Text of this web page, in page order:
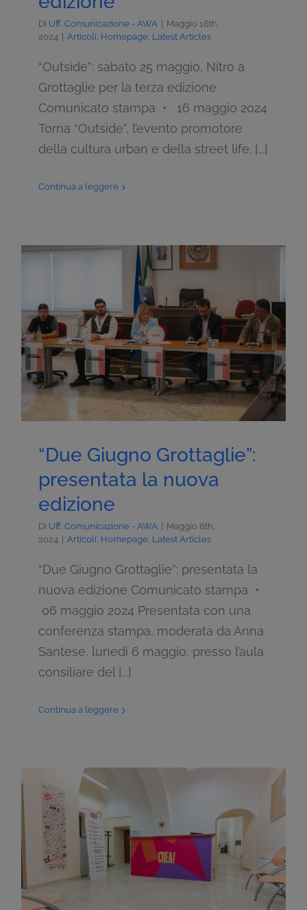
Di Uff. Comunicazione - AWA
Maggio 16th,
2024
Articoli, Homepage, Latest Articles
“Outside”: sabato 25 maggio, Nitro a
Grottaglie per la terza edizione
Comunicato stampa • 16 maggio 2024
Torna “Outside”, l’evento promotore
della cultura urban e della street life. [...]
Continua a leggere
“Due Giugno Grottaglie”:
presentata la nuova
edizione
Di Uff. Comunicazione - AWA
Maggio 6th,
2024
Articoli, Homepage, Latest Articles
“Due Giugno Grottaglie”: presentata la
nuova edizione Comunicato stampa •
06 maggio 2024 Presentata con una
conferenza stampa, moderata da Anna
Santese, lunedì 6 maggio, presso l’aula
consiliare del [...]
Continua a leggere